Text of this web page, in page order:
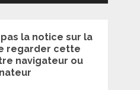
la notice sur la
regarder cette
navigateur ou